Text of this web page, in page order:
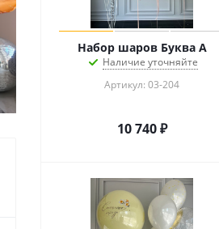
Набор шаров Буква А
Наличие уточняйте
Артикул: 03-204
10 740₽